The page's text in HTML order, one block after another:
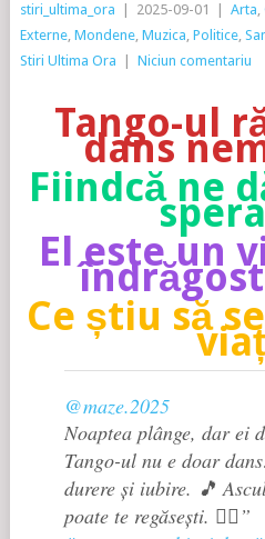
stiri_ultima_ora 2025-09-01 Arta,
Externe, Mondene, Muzica, Politice,
Stiri Ultima Ora
Niciun comentariu
Tango-ul
dans
Fiindcă ne
El este un
Ce știu să
@maze.2025
Noaptea plânge, dar ei
Tango-ul nu e doar
durere și iubire. 🎵
poate te regăsești. ❤️‍🔥”